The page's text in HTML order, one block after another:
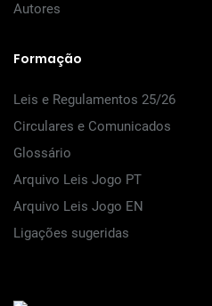
Autores
Formação
Leis e Regulamentos 25/26
Circulares e Comunicados
Glossário
Arquivo Leis Jogo PT
Arquivo Leis Jogo EN
Ligações sugeridas